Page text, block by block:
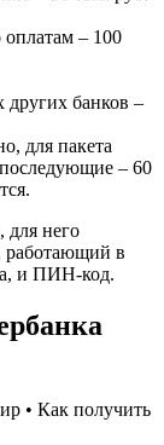
– 100
других банков –
для пакета
– 60
, для него
работающий в
и ПИН-код.